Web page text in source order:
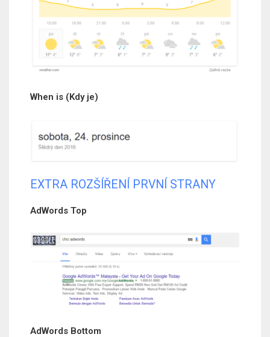
When is (Kdy je)
EXTRA ROZŠÍŘENÍ PRVNÍ STRANY
AdWords Top
AdWords Bottom